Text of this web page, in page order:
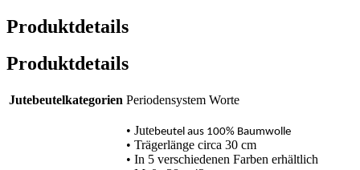
Produktdetails
Produktdetails
Jutebeutelkategorien Periodensystem Worte
• Jutebeutel aus 100% Baumwolle
• Trägerlänge circa 30 cm
• In 5 verschiedenen Farben erhältlich